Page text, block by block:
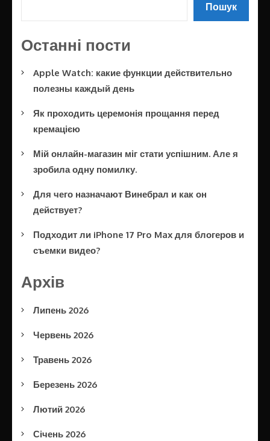
Пошук
Останні пости
Apple Watch: какие функции действительно
полезны каждый день
Як проходить церемонія прощання перед
кремацією
Мій онлайн-магазин міг стати успішним. Але я
зробила одну помилку.
Для чего назначают Винебрал и как он
действует?
Подходит ли iPhone 17 Pro Max для блогеров и
съемки видео?
Архів
Липень 2026
Червень 2026
Травень 2026
Березень 2026
Лютий 2026
Січень 2026